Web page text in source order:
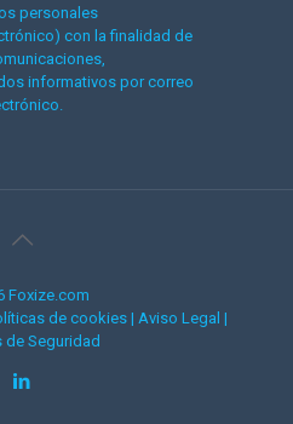
personales
con la finalidad de
informativos por correo
Foxize.com
de cookies | Aviso Legal |
de Seguridad